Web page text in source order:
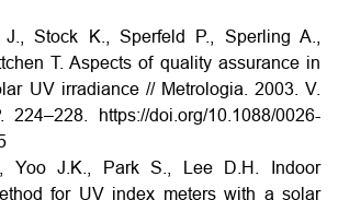
J., Stock K., Sperfeld P., Sperling A.,
T. Aspects of quality assurance in
UV irradiance // Metrologia. 2003. V.
https://doi.org/10.1088/0026-
Yoo J.K., Park S., Lee D.H. Indoor
for UV index meters with a solar